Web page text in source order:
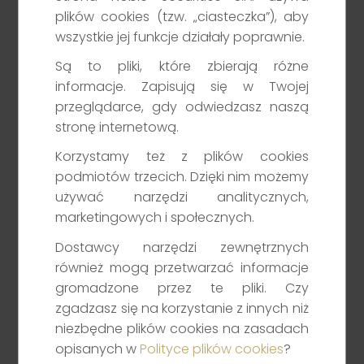
Detektyw Giełdowy 2026-08-04
Dodano: 04.08.2026
OTOCZENIE
TOP NEWS (NEUTRALNIE): Szansa na nowy szlag
żeglugi dla Omanu
ENERGETYKA (NEUTRALNIE): Skutki wysokich upałów
SPÓŁKI z WIG20 i mWIG40
ALIOR BANK: Zysk netto 2Q26 zbliżony do
konsensusu
LPP: (NEUTRALNIE) Wprowadzenie do obrotu na GPW
akcji zwykłych na okaziciela serii N
MIRBUD: Umowa za 28,8 mln EUR
POLENERGIA (POZYTYWNIE): Duzi akcjonariusze
plików cookies (tzw. „ciasteczka”), aby
wszystkie jej funkcje działały poprawnie.
Są to pliki, które zbierają różne
informacje. Zapisują się w Twojej
przeglądarce, gdy odwiedzasz naszą
stronę internetową.
Korzystamy też z plików cookies
podmiotów trzecich. Dzięki nim możemy
używać narzędzi analitycznych,
marketingowych i społecznych.
Dostawcy narzędzi zewnętrznych
również mogą przetwarzać informacje
gromadzone przez te pliki. Czy
zgadzasz się na korzystanie z innych niż
niezbędne plików cookies na zasadach
opisanych w Polityce plików cookies?